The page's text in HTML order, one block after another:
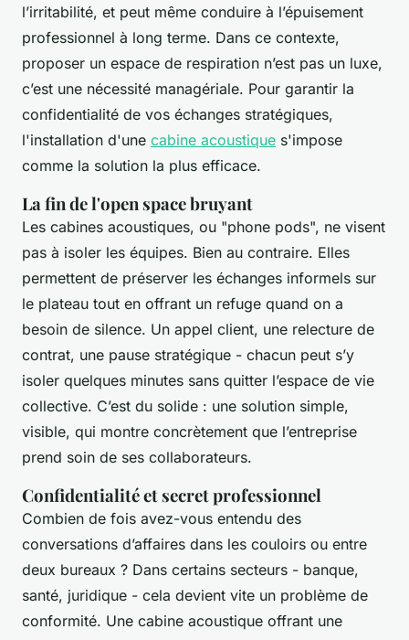
l’irritabilité, et peut même conduire à l’épuisement
professionnel à long terme. Dans ce contexte,
proposer un espace de respiration n’est pas un luxe,
c’est une nécessité managériale. Pour garantir la
confidentialité de vos échanges stratégiques,
l'installation d'une cabine acoustique s'impose
comme la solution la plus efficace.
La fin de l'open space bruyant
Les cabines acoustiques, ou "phone pods", ne visent
pas à isoler les équipes. Bien au contraire. Elles
permettent de préserver les échanges informels sur
le plateau tout en offrant un refuge quand on a
besoin de silence. Un appel client, une relecture de
contrat, une pause stratégique - chacun peut s’y
isoler quelques minutes sans quitter l’espace de vie
collective. C’est du solide : une solution simple,
visible, qui montre concrètement que l’entreprise
prend soin de ses collaborateurs.
Confidentialité et secret professionnel
Combien de fois avez-vous entendu des
conversations d’affaires dans les couloirs ou entre
deux bureaux ? Dans certains secteurs - banque,
santé, juridique - cela devient vite un problème de
conformité. Une cabine acoustique offrant une